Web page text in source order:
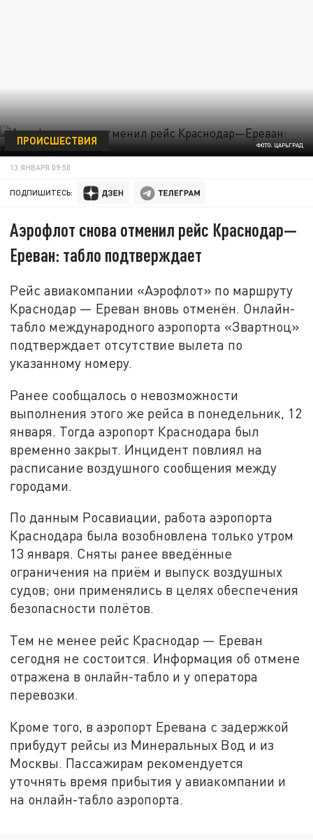
ФОТО: ЦАРЬГРАД
ПРОИСШЕСТВИЯ
13 ЯНВАРЯ 09:50
ПОДПИШИТЕСЬ:
Аэрофлот снова отменил рейс Краснодар—
Ереван: табло подтверждает
Рейс авиакомпании «Аэрофлот» по маршруту
Краснодар — Ереван вновь отменён. Онлайн-
табло международного аэропорта «Звартноц»
подтверждает отсутствие вылета по
указанному номеру.
Ранее сообщалось о невозможности
выполнения этого же рейса в понедельник, 12
января. Тогда аэропорт Краснодара был
временно закрыт. Инцидент повлиял на
расписание воздушного сообщения между
городами.
По данным Росавиации, работа аэропорта
Краснодара была возобновлена только утром
13 января. Сняты ранее введённые
ограничения на приём и выпуск воздушных
судов; они применялись в целях обеспечения
безопасности полётов.
Тем не менее рейс Краснодар — Ереван
сегодня не состоится. Информация об отмене
отражена в онлайн-табло и у оператора
перевозки.
Кроме того, в аэропорт Еревана с задержкой
прибудут рейсы из Минеральных Вод и из
Москвы. Пассажирам рекомендуется
уточнять время прибытия у авиакомпании и
на онлайн-табло аэропорта.